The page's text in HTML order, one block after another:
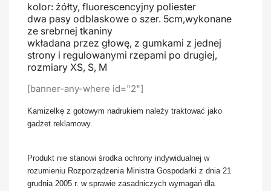
kolor: żółty, fluorescencyjny poliester
dwa pasy odblaskowe o szer. 5cm,wykonane
ze srebrnej tkaniny
wkładana przez głowę, z gumkami z jednej
strony i regulowanymi rzepami po drugiej,
rozmiary XS, S, M
[banner-any-where id="2"]
Kamizelkę z gotowym nadrukiem należy traktować jako
gadżet reklamowy.
Produkt nie stanowi środka ochrony indywidualnej w
rozumieniu Rozporządzenia Ministra Gospodarki z dnia 21
grudnia 2005 r. w sprawie zasadniczych wymagań dla